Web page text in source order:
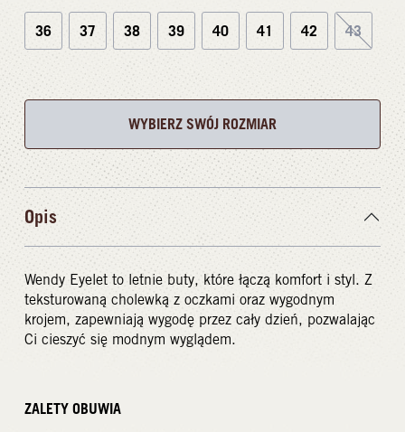
36 37 38 39 40 41 42 43
WYBIERZ SWÓJ ROZMIAR
Opis
Wendy Eyelet to letnie buty, które łączą komfort i styl. Z
teksturowaną cholewką z oczkami oraz wygodnym
krojem, zapewniają wygodę przez cały dzień, pozwalając
Ci cieszyć się modnym wyglądem.
ZALETY OBUWIA